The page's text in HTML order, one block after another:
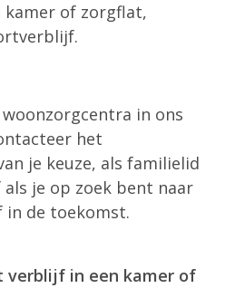
of zorgflat,
in ons
het
je keuze, als familielid
je op zoek bent naar
in de toekomst.
verblijf in een kamer of